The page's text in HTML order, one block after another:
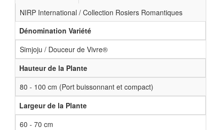
NIRP International / Collection Rosiers Romantiques
Dénomination Variété
Simjoju / Douceur de Vivre®
Hauteur de la Plante
80 - 100 cm (Port buissonnant et compact)
Largeur de la Plante
60 - 70 cm